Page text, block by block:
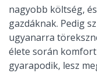
nagyobb költség,
gazdáknak. Pedig
ugyanarra
élete során
gyarapodik, lesz